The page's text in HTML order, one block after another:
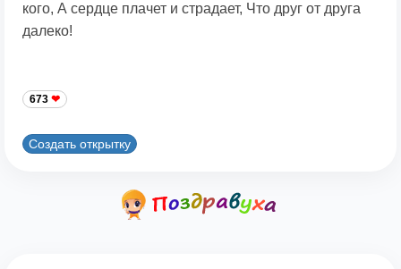
кого, А сердце плачет и страдает, Что друг от друга
далеко!
673
Создать открытку